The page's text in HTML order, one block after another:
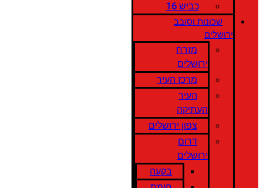
כביש 16
שכונות וסובב
ירושלים
מזרח
ירושלים
מרכז העיר
העיר
העתיקה
צפון ירושלים
דרום
ירושלים
בקעה